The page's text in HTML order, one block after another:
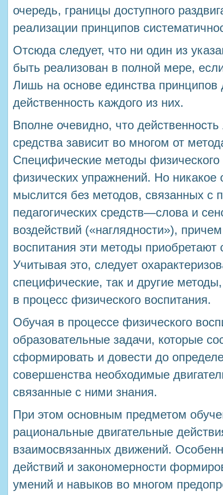
очередь, границы доступного
реализации принципов
Отсюда следует, что ни один из
быть реализован в полной мере,
Лишь на основе единства принципов
действенность каждого из них.
Вполне очевидно, что действенность
средства зависит во многом от
Специфические методы
физических упражнений. Но никакое
мыслится без методов, связанных с
педагогических средств—слова и
воздействий («наглядности»),
воспитания эти методы приобретают
Учитывая это, следует
специфические, так и другие
в процесс физического воспитания.
Обучая в процессе физического
образовательные задачи, которые
сформировать и довести до
совершенства необходимые
связанные с ними знания.
При этом основным предметом
рациональные двигательные
взаимосвязанных движений.
действий и закономерности
умений и навыков во многом